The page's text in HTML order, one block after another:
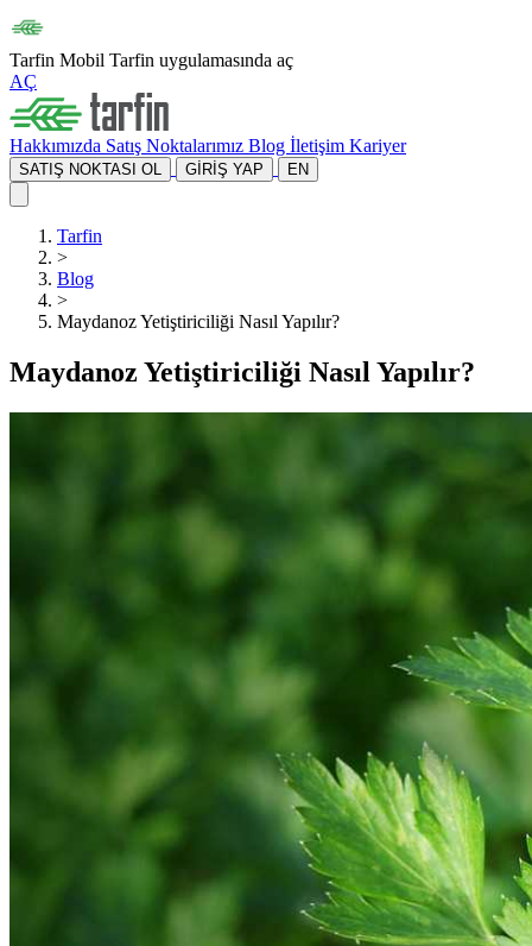
Tarfin Mobil Tarfin uygulamasında aç
AÇ
Hakkımızda Satış Noktalarımız Blog İletişim Kariyer
SATIŞ NOKTASI OL GİRİŞ YAP EN
Tarfin
>
Blog
>
Maydanoz Yetiştiriciliği Nasıl Yapılır?
Maydanoz Yetiştiriciliği Nasıl Yapılır?